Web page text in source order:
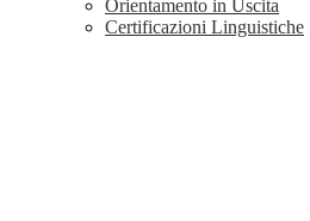
Orientamento in Uscita
Certificazioni Linguistiche